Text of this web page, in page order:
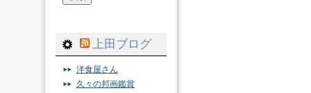
上田ブログ
洋食屋さん
久々の邦画鑑賞